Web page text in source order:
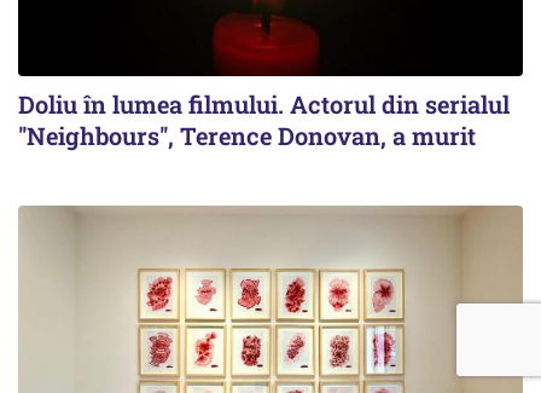
Doliu în lumea filmului. Actorul din serialul
''Neighbours'', Terence Donovan, a murit